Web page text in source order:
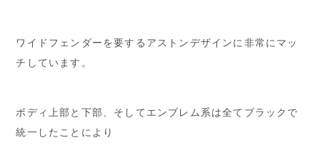
ワイドフェンダーを要するアストンデザインに非常にマッ
チしています。
ボディ上部と下部、そしてエンブレム系は全てブラックで
統一したことにより